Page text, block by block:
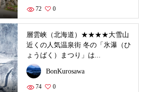
72 0
層雲峡（北海道）★★★★大雪山
近くの人気温泉街 冬の「氷瀑（ひ
ょうばく）まつり」は...
BonKurosawa
74 0